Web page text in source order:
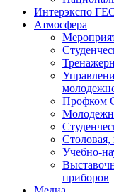
Интерэкспо
Атмосфера
Профком
Столовая,
Учебно-
приборов